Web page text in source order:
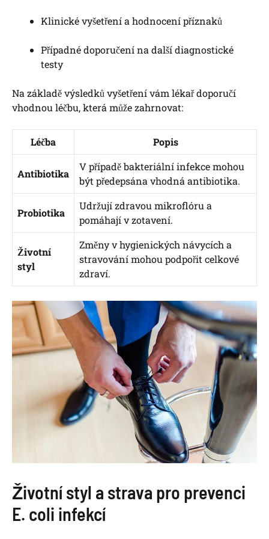
Klinické vyšetření a hodnocení příznaků
Případné doporučení na další diagnostické
testy
Na základě výsledků vyšetření vám lékař doporučí
vhodnou léčbu, která může zahrnovat:
Léčba Popis
Antibiotika
V případě bakteriální infekce mohou
být předepsána vhodná antibiotika.
Probiotika
Udržují zdravou mikroflóru a
pomáhají v zotavení.
Životní
styl
Změny v hygienických návycích a
stravování mohou podpořit celkové
zdraví.
Životní styl a strava pro prevenci
E. coli infekcí